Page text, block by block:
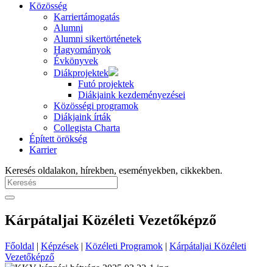
Közösség
Karriertámogatás
Alumni
Alumni sikertörténetek
Hagyományok
Évkönyvek
Diákprojektek
Futó projektek
Diákjaink kezdeményezései
Közösségi programok
Diákjaink írták
Collegista Charta
Épített örökség
Karrier
Keresés oldalakon, hírekben, eseményekben, cikkekben.
Kárpátaljai Közéleti Vezetőképző
Főoldal | Képzések | Közéleti Programok | Kárpátaljai Közéleti
Vezetőképző